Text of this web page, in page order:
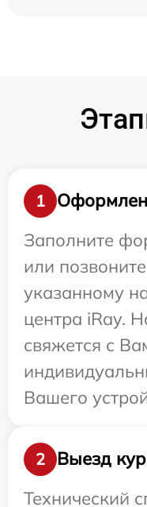
1
Заполните
или
указанному
центра iRay.
свяжется с
Вашего
2
Выезд
Технический